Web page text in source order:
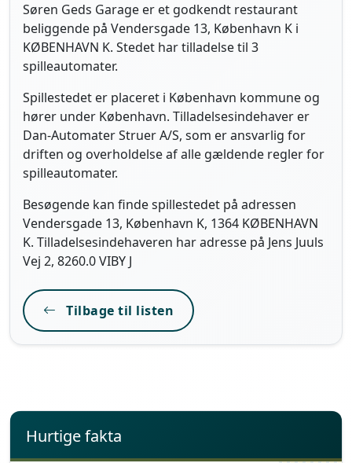
Søren Geds Garage er et godkendt restaurant
beliggende på Vendersgade 13, København K i
KØBENHAVN K. Stedet har tilladelse til 3
spilleautomater.
Spillestedet er placeret i København kommune og
hører under København. Tilladelsesindehaver er
Dan-Automater Struer A/S, som er ansvarlig for
driften og overholdelse af alle gældende regler for
spilleautomater.
Besøgende kan finde spillestedet på adressen
Vendersgade 13, København K, 1364 KØBENHAVN
K. Tilladelsesindehaveren har adresse på Jens Juuls
Vej 2, 8260.0 VIBY J
Tilbage til listen
Hurtige fakta